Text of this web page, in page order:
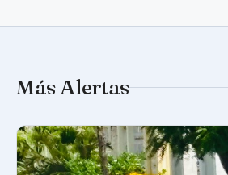
Más Alertas